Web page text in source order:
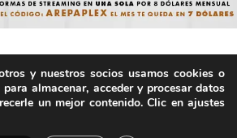
2025 - Hecho por humanos, no por
los derechos reservados.
y nuestros socios usamos cookies o
almacenar, acceder y procesar datos
un mejor contenido. Clic en ajustes